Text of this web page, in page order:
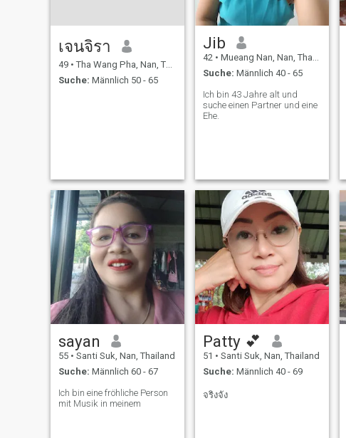
เจนจิรา
49 • Tha Wang Pha, Nan, Thailand
Suche: Männlich 50 - 65
Jib
42 • Mueang Nan, Nan, Thailand
Suche: Männlich 40 - 65
Ich bin 43 Jahre alt und
suche einen Partner und eine
Ehe.
sayan
55 • Santi Suk, Nan, Thailand
Suche: Männlich 60 - 67
Ich bin eine fröhliche Person
mit Musik in meinem
Patty 💕
51 • Santi Suk, Nan, Thailand
Suche: Männlich 40 - 69
จริงจัง